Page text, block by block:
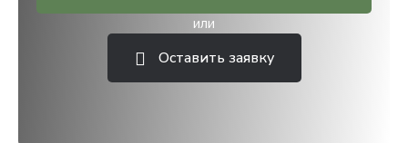
или
Оставить заявку